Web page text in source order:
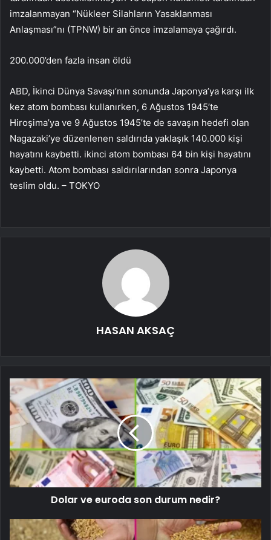
imzalanmayan “Nükleer Silahların Yasaklanması
Anlaşması”nı (TPNW) bir an önce imzalamaya çağırdı.
200.000’den fazla insan öldü
ABD, İkinci Dünya Savaşı’nın sonunda Japonya’ya karşı ilk
kez atom bombası kullanırken, 6 Ağustos 1945’te
Hiroşima’ya ve 9 Ağustos 1945’te de savaşın hedefi olan
Nagazaki’ye düzenlenen saldırıda yaklaşık 140.000 kişi
hayatını kaybetti. ikinci atom bombası 64 bin kişi hayatını
kaybetti. Atom bombası saldırılarından sonra Japonya
teslim oldu. – TOKYO
HASAN AKSAÇ
Dolar ve euroda son durum nedir?